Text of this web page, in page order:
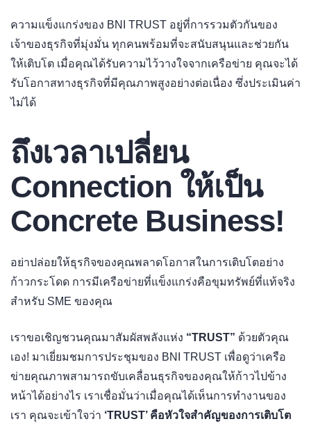
ความแข็งแกร่งของ BNI TRUST อยู่ที่การรวมตัวกันของ
เจ้าของธุรกิจที่มุ่งมั่น ทุกคนพร้อมที่จะสนับสนุนและช่วยกัน
ให้เติบโต เมื่อคุณได้รับความไว้วางใจจากเครือข่าย คุณจะได้
รับโอกาสทางธุรกิจที่มีคุณภาพสูงอย่างต่อเนื่อง ซึ่งประเมินค่า
ไม่ได้
ถึงเวลาเปลี่ยน
Connection ให้เป็น
Concrete Business!
อย่าปล่อยให้ธุรกิจของคุณพลาดโอกาสในการเติบโตอย่าง
ก้าวกระโดด การมีเครือข่ายที่แข็งแกร่งคือขุมทรัพย์ที่แท้จริง
สำหรับ SME ของคุณ
เราขอเชิญชวนคุณมาสัมผัสพลังแห่ง “TRUST” ด้วยตัวคุณ
เอง! มาเยี่ยมชมการประชุมของ BNI TRUST เพื่อดูว่าเครือ
ข่ายคุณภาพสามารถขับเคลื่อนธุรกิจของคุณให้ก้าวไปข้าง
หน้าได้อย่างไร เราเชื่อมั่นว่าเมื่อคุณได้เห็นการทำงานของ
เรา คุณจะเข้าใจว่า ‘TRUST’ คือหัวใจสำคัญของการเติบโต